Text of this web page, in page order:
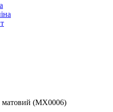
(MX0006)